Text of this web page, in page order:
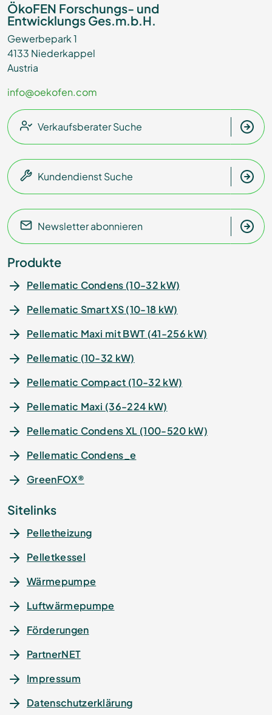
ÖkoFEN Forschungs- und
Entwicklungs Ges.m.b.H.
Gewerbepark 1
4133 Niederkappel
Austria
info@oekofen.com
Verkaufsberater Suche
Kundendienst Suche
Newsletter abonnieren
Produkte
Pellematic Condens (10-32 kW)
Pellematic Smart XS (10-18 kW)
Pellematic Maxi mit BWT (41-256 kW)
Pellematic (10-32 kW)
Pellematic Compact (10-32 kW)
Pellematic Maxi (36-224 kW)
Pellematic Condens XL (100-520 kW)
Pellematic Condens_e
GreenFOX®
Sitelinks
Pelletheizung
Pelletkessel
Wärmepumpe
Luftwärmepumpe
Förderungen
PartnerNET
Impressum
Datenschutz­erklärung